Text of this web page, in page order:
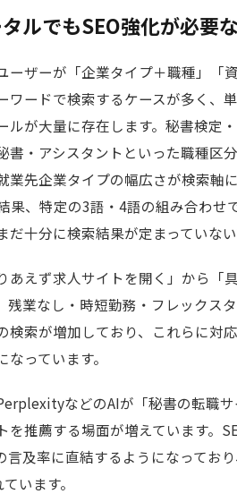
ルでもSEO強化が必要
ーザーが「企業タイプ＋職種」「
ワードで検索するケースが多く、
ルが大量に存在します。秘書検定
書・アシスタントといった職種区
業先企業タイプの幅広さが検索軸
果、特定の3語・4語の組み合わせ
だ十分に検索結果が定まっていな
あえず求人サイトを開く」から「
残業なし・時短勤務・フレックス
検索が増加しており、これらに対
っています。
などのAIが「秘書の転職
を推薦する場面が増えています。
言及率に直結するようになってお
います。